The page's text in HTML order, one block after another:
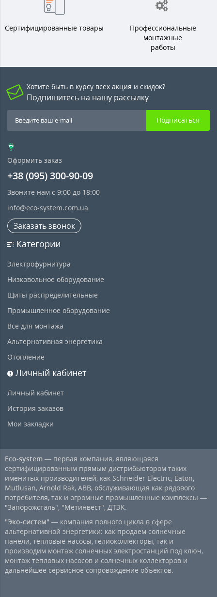
Сертифицированные товары
Профессиональные
монтажные
работы
Хотите быть в курсу всех акция и скидок?
Подпишитесь на нашу рассылку
Подписаться
Оформить заказ
+38 (095) 300-90-09
Звоните нам с 9:00 до 18:00
info@eco-system.com.ua
Заказать звонок
Категории
Электрофурнитура
Низковольное оборудование
Щиты распределительные
Промышленное оборудование
Все для монтажа
Альтернативная энергетика
Отопление
Личный кабинет
Личный кабинет
История заказов
Мои закладки
Eco-system — первая компания, являющаяся
сертифицированным прямым дистрибьютором таких
именитых производителей, как Schneider Electric, Eaton,
Mutlusan, Arnold Rak, ABB, обслуживающая как рядового
потребителя, так и огромные промышленные комплексы —
"Запорожсталь", "Метинвест", ДТЭК.
"Эко-систем" — компания полного цикла в сфере
альтернативной энергетики: как продаем солнечные
панели, тепловые насосы, гелиоколлекторы, так и
производим монтаж солнечных электростанций под ключ,
монтаж тепловых насосов и солнечных коллекторов и
дальнейшее сервисное сопровождение объектов.